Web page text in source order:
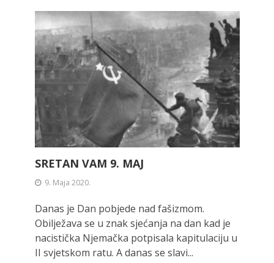
SRETAN VAM 9. MAJ
9. Maja 2020.
Danas je Dan pobjede nad fašizmom.
Obilježava se u znak sjećanja na dan kad je
nacistička Njemačka potpisala kapitulaciju u
II svjetskom ratu. A danas se slavi...